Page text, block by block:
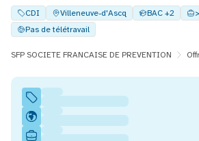
CDI Villeneuve-d'Ascq BAC +2
Pas de télétravail
SFP SOCIETE FRANCAISE DE PREVENTION